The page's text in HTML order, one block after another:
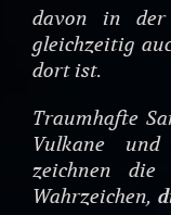
davon in der
gleichzeitig
dort ist.
Traumhafte
Vulkane
zeichnen
Wahrzeichen,